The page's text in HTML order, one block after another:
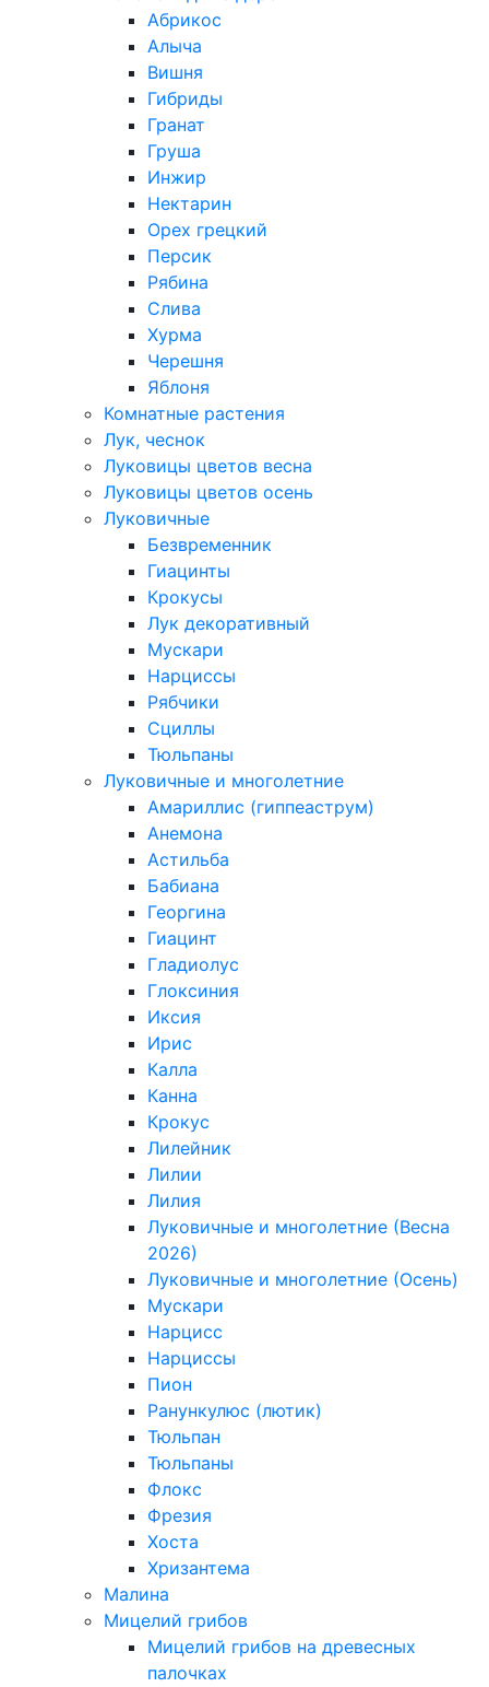
Абрикос
Алыча
Вишня
Гибриды
Гранат
Груша
Инжир
Нектарин
Орех грецкий
Персик
Рябина
Слива
Хурма
Черешня
Яблоня
Комнатные растения
Лук, чеснок
Луковицы цветов весна
Луковицы цветов осень
Луковичные
Безвременник
Гиацинты
Крокусы
Лук декоративный
Мускари
Нарциссы
Рябчики
Сциллы
Тюльпаны
Луковичные и многолетние
Амариллис (гиппеаструм)
Анемона
Астильба
Бабиана
Георгина
Гиацинт
Гладиолус
Глоксиния
Иксия
Ирис
Калла
Канна
Крокус
Лилейник
Лилии
Лилия
Луковичные и многолетние (Весна
2026)
Луковичные и многолетние (Осень)
Мускари
Нарцисс
Нарциссы
Пион
Ранункулюс (лютик)
Тюльпан
Тюльпаны
Флокс
Фрезия
Хоста
Хризантема
Малина
Мицелий грибов
Мицелий грибов на древесных
палочках